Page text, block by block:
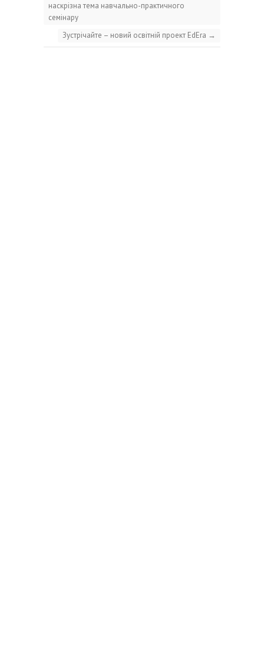
наскрізна тема навчально-практичного
семінару
Зустрічайте – новий освітній проект EdEra →